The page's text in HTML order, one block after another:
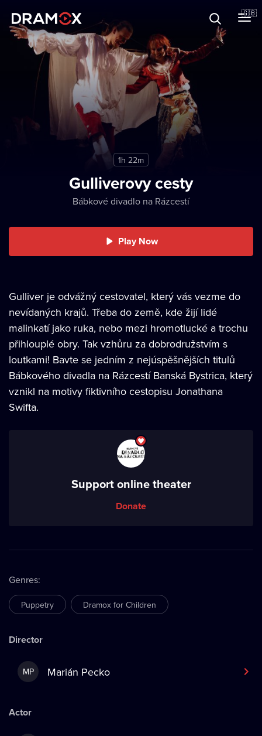
🇬🇧
Vouchers
Register
1h 22m
Gulliverovy cesty
Bábkové divadlo na Rázcestí
Play Now
Gulliver je odvážný cestovatel, který vás vezme do
nevídaných krajů. Třeba do země, kde žijí lidé
malinkatí jako ruka, nebo mezi hromotlucké a trochu
přihlouplé obry. Tak vzhůru za dobrodružstvím s
loutkami! Bavte se jedním z nejúspěšnějších titulů
Bábkového divadla na Rázcestí Banská Bystrica, který
vznikl na motivy fiktivního cestopisu Jonathana
Swifta.
Support online theater
Donate
Genres:
Puppetry Dramox for Children
Director
MP Marián Pecko
Actor